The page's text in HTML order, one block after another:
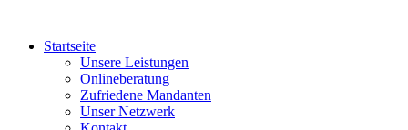
wechselnStartseite
Unsere Leistungen
Onlineberatung
Zufriedene Mandanten
Unser Netzwerk